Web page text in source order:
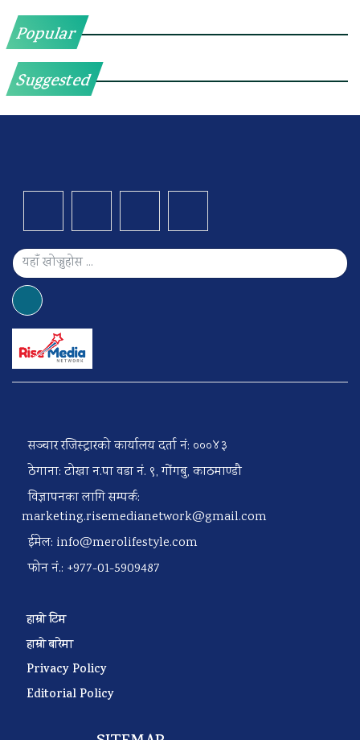
Popular
Suggested
सञ्चार रजिस्ट्रारको कार्यालय दर्ता नं: ०००४३
ठेगाना: टोखा न.पा वडा नं. ९, गोंगबु, काठमाण्डौ
विज्ञापनका लागि सम्पर्क:
marketing.risemedianetwork@gmail.com
ईमेल: info@merolifestyle.com
फोन नं.: +977-01-5909487
हाम्रो टिम
हाम्रो बारेमा
Privacy Policy
Editorial Policy